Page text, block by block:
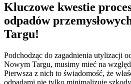
Kluczowe kwestie
odpadów
Targu!
Podchodząc do zagadnienia utylizacji
Nowym Targu, musimy mieć na
Pierwsza z nich to świadomość, że